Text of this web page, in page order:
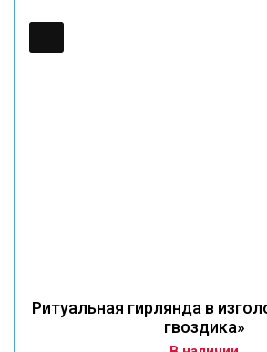
Ритуальная гирлянда в
гвоздика»